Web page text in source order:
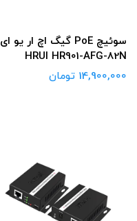
سوئیچ PoE گیگ اچ ار یو ای
HRUI HR901-AFG-82N
14,900,000 تومان